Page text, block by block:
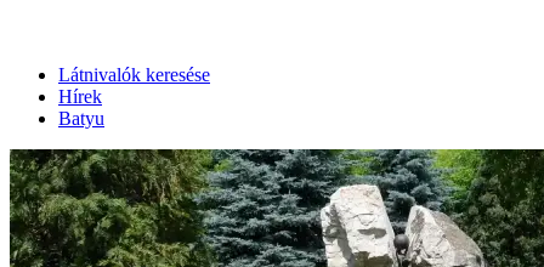
Látnivalók keresése
Hírek
Batyu